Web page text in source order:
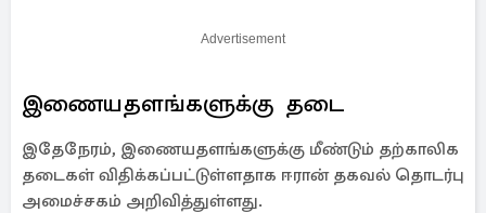
Advertisement
இணையதளங்களுக்கு தடை
இதேநேரம், இணையதளங்களுக்கு மீண்டும் தற்காலிக
தடைகள் விதிக்கப்பட்டுள்ளதாக ஈரான் தகவல் தொடர்பு
அமைச்சகம் அறிவித்துள்ளது.